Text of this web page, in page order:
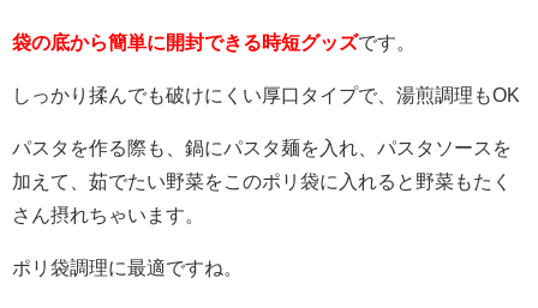
袋の底から簡単に開封できる時短グッズです。
しっかり揉んでも破けにくい厚口タイプで、湯煎調理もOK
パスタを作る際も、鍋にパスタ麺を入れ、パスタソースを
加えて、茹でたい野菜をこのポリ袋に入れると野菜もたく
さん摂れちゃいます。
ポリ袋調理に最適ですね。